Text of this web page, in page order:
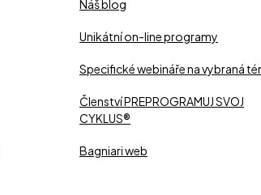
Náš blog
Unikátní on-line programy
Specifické webináře na vybraná
Členství PREPROGRAMUJ SVOJ
CYKLUS®
Bagniari web